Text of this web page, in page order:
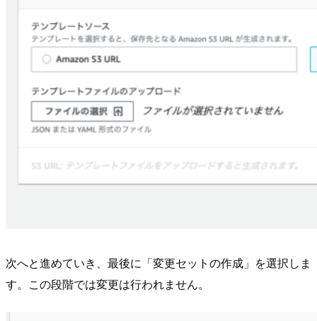
次へと進めていき、最後に「変更セットの作成」を選択しま
す。この段階では変更は行われません。